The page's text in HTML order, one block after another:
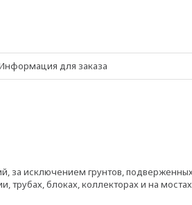
для заказа
за исключением грунтов,
блоках, коллекторах и на мостах